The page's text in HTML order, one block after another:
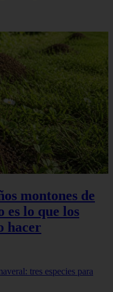
montones de
es lo que los
hacer